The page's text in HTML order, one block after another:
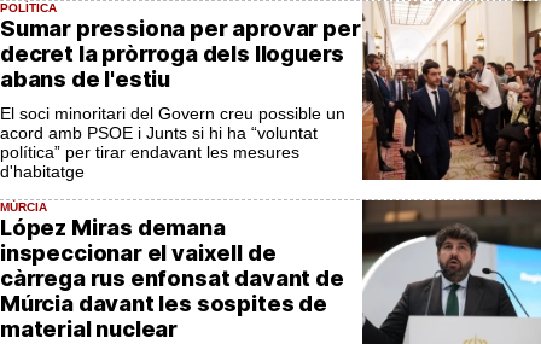
POLÍTICA
Sumar pressiona per aprovar per
decret la pròrroga dels lloguers
abans de l'estiu
El soci minoritari del Govern creu possible un
acord amb PSOE i Junts si hi ha “voluntat
política” per tirar endavant les mesures
d'habitatge
MÚRCIA
López Miras demana
inspeccionar el vaixell de
càrrega rus enfonsat davant de
Múrcia davant les sospites de
material nuclear